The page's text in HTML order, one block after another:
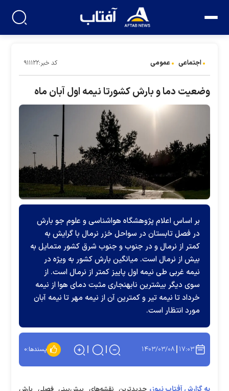
اجتماعی عمومی کد خبر:۹۱۱۱۲۲
وضعیت دما و بارش کشورتا نیمه اول آبان ماه
بر اساس اعلام پژوهشگاه هواشناسی و علوم جو بارش
در فصل تابستان در سواحل خزر نرمال با گرایش به
کمتر از نرمال و در جنوب و جنوب ‌شرق کشور متمایل به
بیش از نرمال است. میانگین بارش کشور به ویژه در
نیمه غربی طی نیمه اول پاییز کمتر از نرمال است. از
سوی دیگر بیشترین نابهنجاری مثبت دمای هوا از نیمه
خرداد تا نیمه تیر و کمترین آن از نیمه مهر تا نیمه آبان
مورد انتظار است.
۱۷:۰۳ ۱۴۰۳/۰۳/۰۸ پسندها:۰